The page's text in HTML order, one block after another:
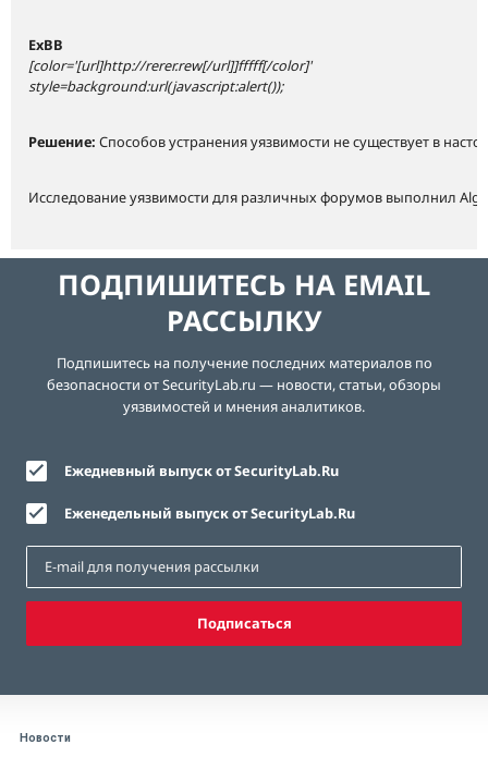
ExBB
[color='[url]http://rerer.rew[/url]]fffff[/color]'
style=background:url(javascript:alert());
Решение: Способов устранения уязвимости не существует в
Исследование уязвимости для различных форумов выполнил
ПОДПИШИТЕСЬ НА EMAIL
РАССЫЛКУ
Подпишитесь на получение последних материалов по
безопасности от SecurityLab.ru — новости, статьи, обзоры
уязвимостей и мнения аналитиков.
Ежедневный выпуск от SecurityLab.Ru
Еженедельный выпуск от SecurityLab.Ru
Подписаться
Новости